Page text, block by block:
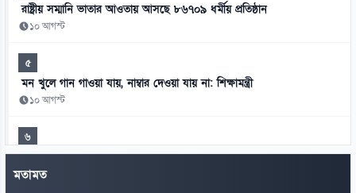
রাষ্ট্রীয় সম্মানি ভাতার আওতায় আসছে ৮৬৭০৯ ধর্মীয় প্রতিষ্ঠান
১০ আগস্ট
৫
মন খুলে গান গাওয়া যায়, নাম্বার দেওয়া যায় না: শিক্ষামন্ত্রী
১০ আগস্ট
৬
ঘনিষ্ঠ দৃশ্য নিয়ে বিতর্ক, কিয়ারার পাশে স্বামী
১০ আগস্ট
মতামত